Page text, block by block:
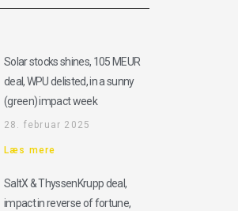
Solar stocks shines, 105 MEUR
deal, WPU delisted, in a sunny
(green) impact week
28. februar 2025
Læs mere
SaltX & ThyssenKrupp deal,
impact in reverse of fortune,